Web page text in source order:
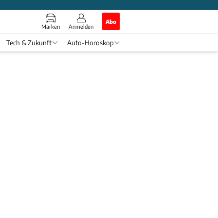
Marken Anmelden
Abo
Tech & Zukunft Auto-Horoskop